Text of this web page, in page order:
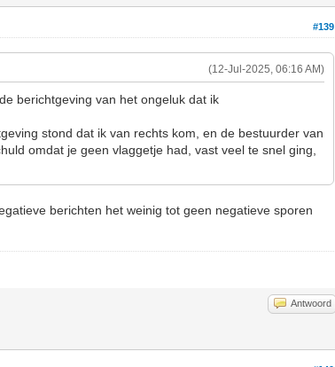
#139
(12-Jul-2025, 06:16 AM)
berichtgeving van het ongeluk dat ik
stond dat ik van rechts kom, en de bestuurder van
omdat je geen vlaggetje had, vast veel te snel ging,
berichten het weinig tot geen negatieve sporen
Antwoord